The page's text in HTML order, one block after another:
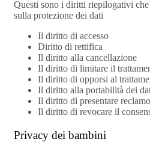
Questi sono i diritti riepilogativi che
sulla protezione dei dati
Il diritto di accesso
Diritto di rettifica
Il diritto alla cancellazione
Il diritto di limitare il
Il diritto di opporsi al
Il diritto alla portabilità dei
Il diritto di presentare
Il diritto di revocare il
Privacy dei bambini